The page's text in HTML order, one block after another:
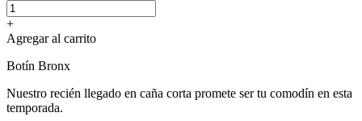
+
Agregar al carrito
Botín Bronx
Nuestro recién llegado en caña corta promete ser tu comodín en esta
temporada.